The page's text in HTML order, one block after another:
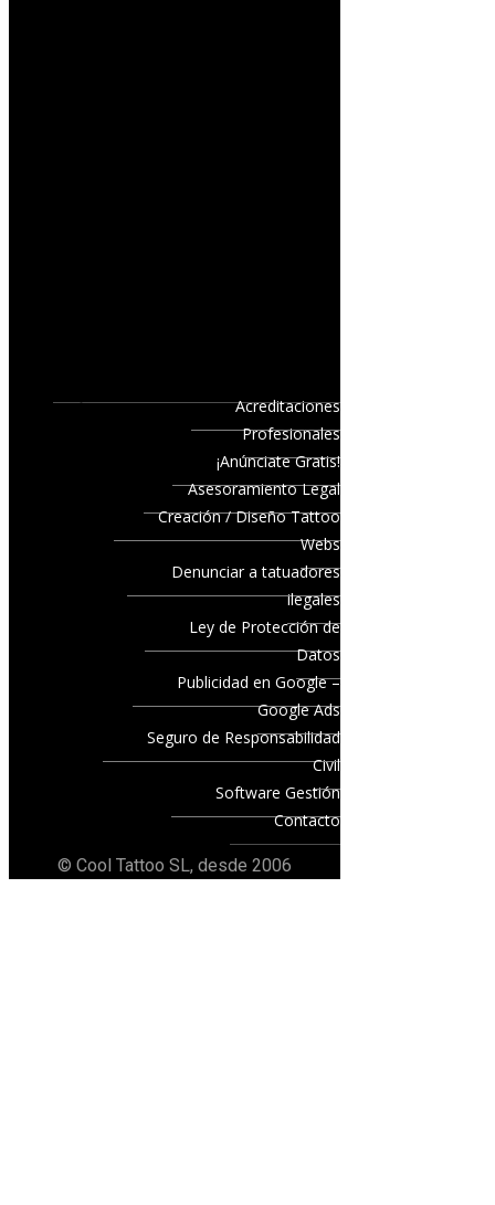
Acreditaciones
Profesionales
¡Anúnciate Gratis!
Asesoramiento Legal
Creación / Diseño Tattoo
Webs
Denunciar a tatuadores
ilegales
Ley de Protección de
Datos
Publicidad en Google –
Google Ads
Seguro de Responsabilidad
Civil
Software Gestión
Contacto
© Cool Tattoo SL, desde 2006